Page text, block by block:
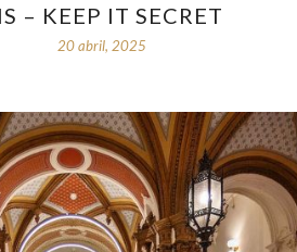
– KEEP IT SECRET
20 abril, 2025